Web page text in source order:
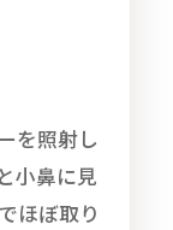
を照射し
小鼻に見
ほぼ取り